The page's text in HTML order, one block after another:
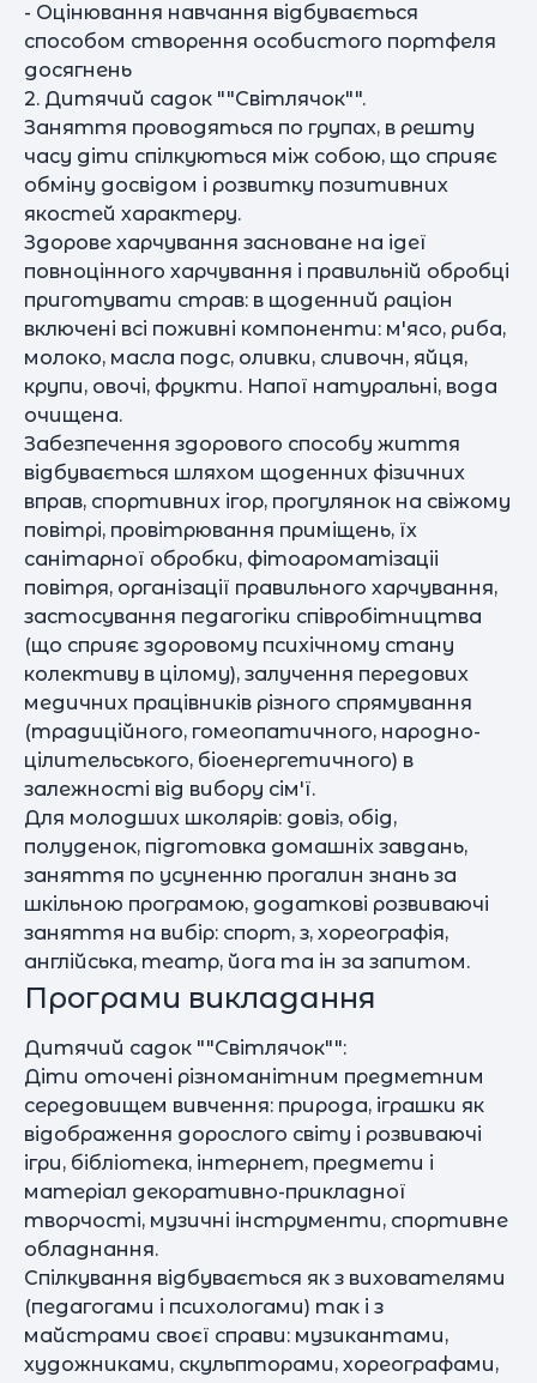
- Оцінювання навчання відбувається
способом створення особистого портфеля
досягнень
2. Дитячий садок ""Світлячок"".
Заняття проводяться по групах, в решту
часу діти спілкуються між собою, що сприяє
обміну досвідом і розвитку позитивних
якостей характеру.
Здорове харчування засноване на ідеї
повноцінного харчування і правильній обробці
приготувати страв: в щоденний раціон
включені всі поживні компоненти: м'ясо, риба,
молоко, масла подс, оливки, сливочн, яйця,
крупи, овочі, фрукти. Напої натуральні, вода
очищена.
Забезпечення здорового способу життя
відбувається шляхом щоденних фізичних
вправ, спортивних ігор, прогулянок на свіжому
повітрі, провітрювання приміщень, їх
санітарної обробки, фітоароматізаціі
повітря, організації правильного харчування,
застосування педагогіки співробітництва
(що сприяє здоровому психічному стану
колективу в цілому), залучення передових
медичних працівників різного спрямування
(традиційного, гомеопатичного, народно-
цілительського, біоенергетичного) в
залежності від вибору сім'ї.
Для молодших школярів: довіз, обід,
полуденок, підготовка домашніх завдань,
заняття по усуненню прогалин знань за
шкільною програмою, додаткові розвиваючі
заняття на вибір: спорт, з, хореографія,
англійська, театр, йога та ін за запитом.
Програми викладання
Дитячий садок ""Світлячок"":
Діти оточені різноманітним предметним
середовищем вивчення: природа, іграшки як
відображення дорослого світу і розвиваючі
ігри, бібліотека, інтернет, предмети і
матеріал декоративно-прикладної
творчості, музичні інструменти, спортивне
обладнання.
Спілкування відбувається як з вихователями
(педагогами і психологами) так і з
майстрами своєї справи: музикантами,
художниками, скульпторами, хореографами,